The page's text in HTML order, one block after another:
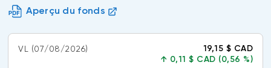
(FNB)
À propos des FNB BNI
FNB de rotation thématique BNI (NTHM)
TYPES DE CONTENU
Aperçu du fonds
VL (07/08/2026)
19,15 $ CAD
↑ 0,11 $ CAD (0,56 %)